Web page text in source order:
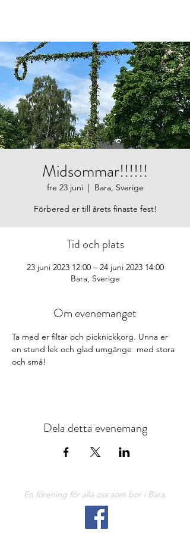
Midsommar!!!!!!
fre 23 juni
  |
Bara, Sverige
Förbered er till årets finaste fest!
Tid och plats
23 juni 2023 12:00 – 24 juni 2023 14:00
Bara, Sverige
Om evenemanget
Ta med er filtar och picknickkorg. Unna er
en stund lek och glad umgänge  med stora
och små!
Dela detta evenemang
En förening för alla oss som bor i Bara.